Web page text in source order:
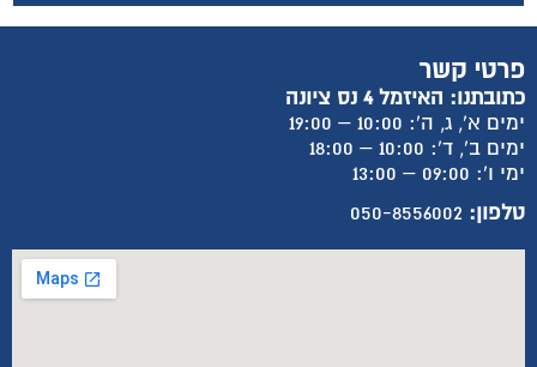
פרטי קשר
כתובתנו: האיזמל 4 נס ציונה
ימים א', ג, ה': 10:00 – 19:00
ימים ב', ד': 10:00 – 18:00
ימי ו': 09:00 – 13:00
טלפון: 050-8556002